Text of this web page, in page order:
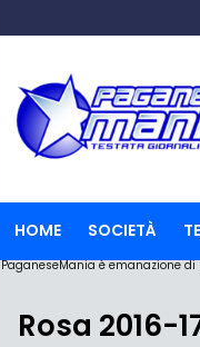
HOME SOCIETÀ
PaganeseMania è emanazione di
Rosa 2016-